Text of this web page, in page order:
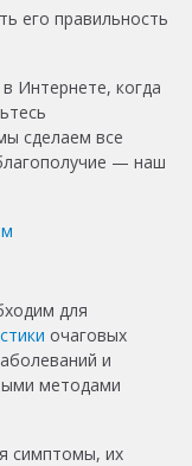
его правильность
Интернете, когда
сделаем все
— наш
для
очаговых
и
методами
симптомы, их